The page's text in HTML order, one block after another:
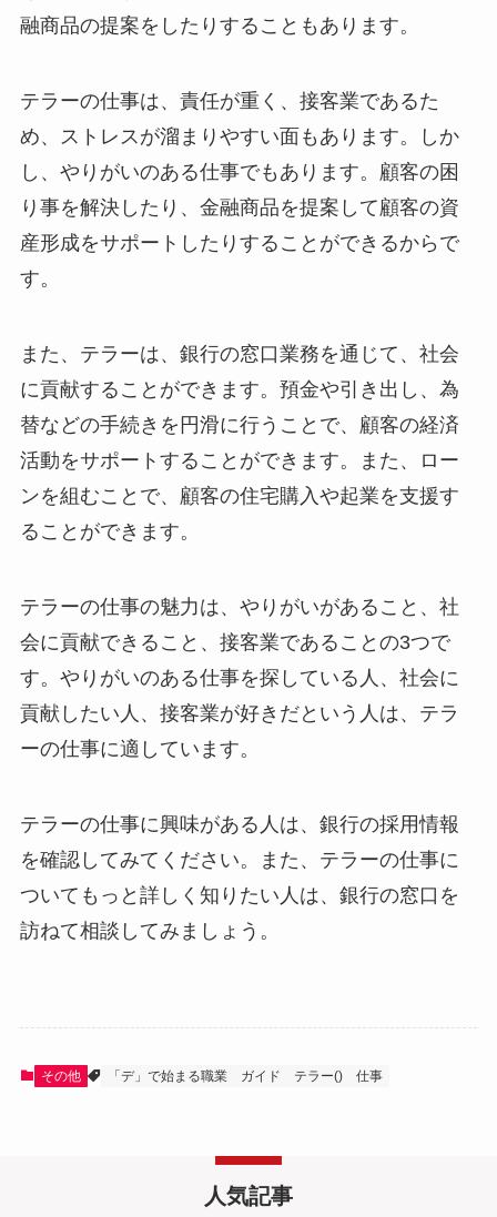
融商品の提案をしたりすることもあります。
テラーの仕事は、責任が重く、接客業であるた
め、ストレスが溜まりやすい面もあります。しか
し、やりがいのある仕事でもあります。顧客の困
り事を解決したり、金融商品を提案して顧客の資
産形成をサポートしたりすることができるからで
す。
また、テラーは、銀行の窓口業務を通じて、社会
に貢献することができます。預金や引き出し、為
替などの手続きを円滑に行うことで、顧客の経済
活動をサポートすることができます。また、ロー
ンを組むことで、顧客の住宅購入や起業を支援す
ることができます。
テラーの仕事の魅力は、やりがいがあること、社
会に貢献できること、接客業であることの3つで
す。やりがいのある仕事を探している人、社会に
貢献したい人、接客業が好きだという人は、テラ
ーの仕事に適しています。
テラーの仕事に興味がある人は、銀行の採用情報
を確認してみてください。また、テラーの仕事に
ついてもっと詳しく知りたい人は、銀行の窓口を
訪ねて相談してみましょう。
その他 「デ」で始まる職業 ガイド テラー() 仕事
人気記事